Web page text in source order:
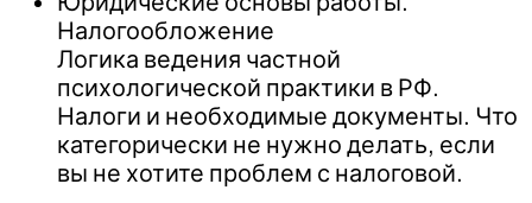
Налогообложение
Логика ведения частной
психологической практики в РФ.
Налоги и необходимые документы. Что
категорически не нужно делать, если
вы не хотите проблем с налоговой.